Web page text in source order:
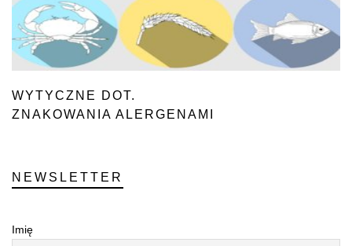
WYTYCZNE DOT.
ZNAKOWANIA ALERGENAMI
NEWSLETTER
Imię